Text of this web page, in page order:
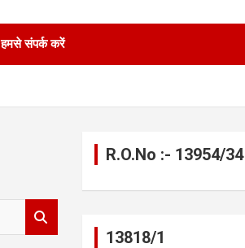
हमसे संपर्क करें
R.O.No :- 13954/34
13818/1